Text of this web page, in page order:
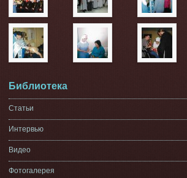
Библиотека
Статьи
Интервью
Видео
Фотогалерея